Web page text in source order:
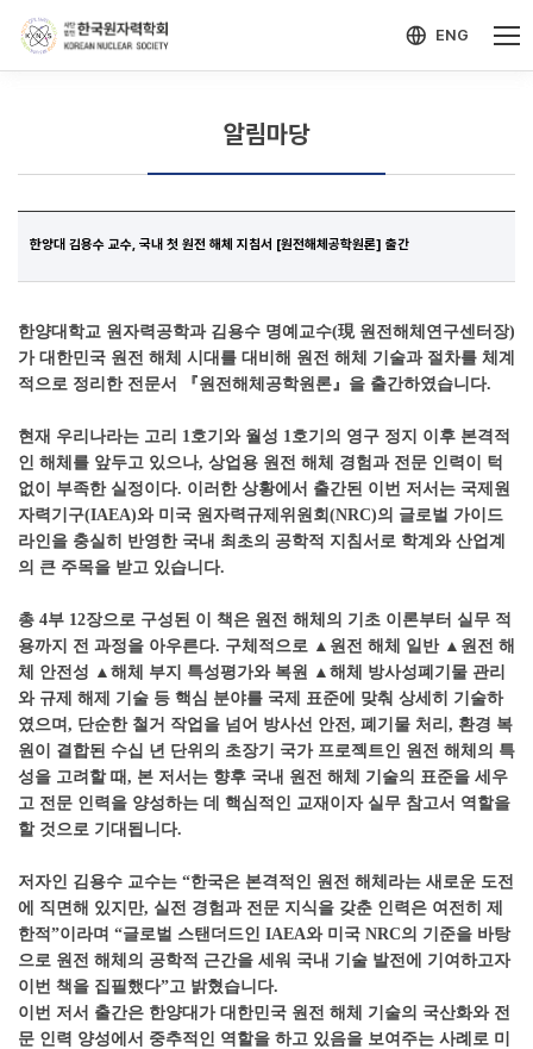
ENG
알림마당
한양대 김용수 교수, 국내 첫 원전 해체 지침서 [원전해체공학원론] 출간
한양대학교 원자력공학과 김용수 명예교수(現 원전해체연구센터장)
가 대한민국 원전 해체 시대를 대비해 원전 해체 기술과 절차를 체계
적으로 정리한 전문서
『원전해체공학원론』 을 출간하였습니다.
현재 우리나라는 고리 1호기와 월성 1호기의 영구 정지 이후 본격적
인 해체를 앞두고 있으나, 상업용 원전 해체 경험과 전문 인력이 턱
없이 부족한 실정이다. 이러한 상황에서 출간된 이번 저서는 국제원
자력기구(IAEA)와 미국 원자력규제위원회 (NRC)의 글로벌 가이드
라인을 충실히 반영한 국내 최초의 공학적 지침서로 학계와 산업계
의 큰 주목을 받고 있습니다.
총 4부 12장으로 구성된 이 책은 원전 해체의 기초 이론부터 실무 적
용까지 전 과정을 아우른다. 구체적으로 ▲ 원전 해체 일반 ▲ 원전 해
체 안전성 ▲ 해체 부지 특성평가와 복원 ▲ 해체 방사성폐기물 관리
와 규제 해제 기술 등 핵심 분야를 국제 표준에 맞춰 상세히 기술하
였으며, 단순한 철거 작업을 넘어 방사선 안전, 폐기물 처리 , 환경 복
원이 결합된 수십 년 단위의 초장기 국가 프로젝트인 원전 해체의 특
성을 고려할 때 , 본 저서는 향후 국내 원전 해체 기술의 표준을 세우
고 전문 인력을 양성하는 데 핵심적인 교재이자 실무 참고서 역할을
할 것으로 기대됩니다.
저자인 김용수 교수는 “한국은 본격적인 원전 해체라는 새로운 도전
에 직면해 있지만, 실전 경험과 전문 지식을 갖춘 인력은 여전히 제
한적 ”이라며 “글로벌 스탠더드인 IAEA와 미국 NRC의 기준을 바탕
으로 원전 해체의 공학적 근간을 세워 국내 기술 발전에 기여하고자
이번 책을 집필했다”고 밝혔습니다.
이번 저서 출간은 한양대가 대한민국 원전 해체 기술의 국산화와 전
문 인력 양성에서 중추적인 역할을 하고 있음을 보여주는 사례로 미